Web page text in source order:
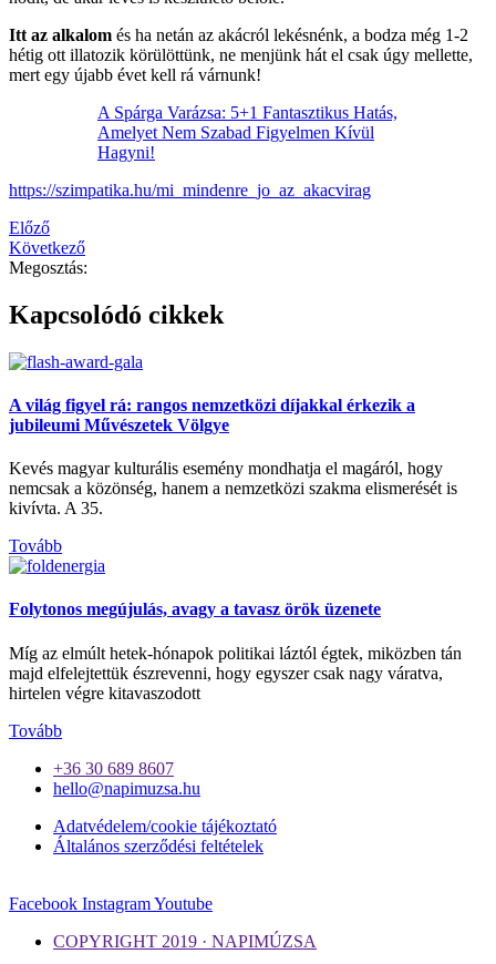
Itt az alkalom és ha netán az akácról lekésnénk, a bodza még 1-2
hétig ott illatozik körülöttünk, ne menjünk hát el csak úgy mellette,
mert egy újabb évet kell rá várnunk!
A Spárga Varázsa: 5+1 Fantasztikus Hatás,
Amelyet Nem Szabad Figyelmen Kívül
Hagyni!
https://szimpatika.hu/mi_mindenre_jo_az_akacvirag
Előző
Következő
Megosztás:
Kapcsolódó cikkek
A világ figyel rá: rangos nemzetközi díjakkal érkezik a
jubileumi Művészetek Völgye
Kevés magyar kulturális esemény mondhatja el magáról, hogy
nemcsak a közönség, hanem a nemzetközi szakma elismerését is
kivívta. A 35.
Tovább
Folytonos megújulás, avagy a tavasz örök üzenete
Míg az elmúlt hetek-hónapok politikai láztól égtek, miközben tán
majd elfelejtettük észrevenni, hogy egyszer csak nagy váratva,
hirtelen végre kitavaszodott
Tovább
+36 30 689 8607
hello@napimuzsa.hu
Adatvédelem/cookie tájékoztató
Általános szerződési feltételek
Facebook InstagramYoutube
COPYRIGHT 2019 · NAPIMÚZSA